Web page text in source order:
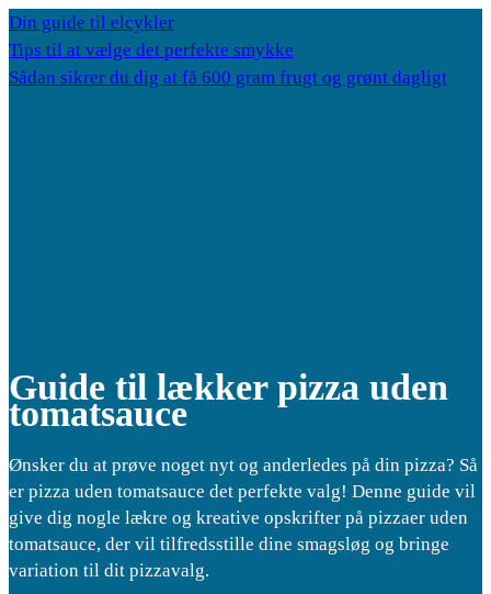
Din guide til elcykler
Tips til at vælge det perfekte smykke
Sådan sikrer du dig at få 600 gram frugt og grønt dagligt
Guide til lækker pizza uden
tomatsauce
Ønsker du at prøve noget nyt og anderledes på din pizza? Så
er pizza uden tomatsauce det perfekte valg! Denne guide vil
give dig nogle lækre og kreative opskrifter på pizzaer uden
tomatsauce, der vil tilfredsstille dine smagsløg og bringe
variation til dit pizzavalg.